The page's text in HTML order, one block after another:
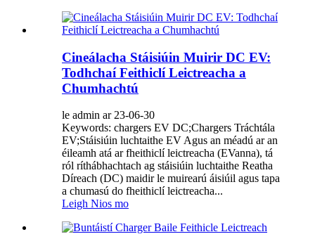
Cineálacha Stáisiúin Muirir DC EV:
Todhchaí Feithiclí Leictreacha a
Chumhachtú
le admin ar 23-06-30
Keywords: chargers EV DC;Chargers Tráchtála
EV;Stáisiúin luchtaithe EV Agus an méadú ar an
éileamh atá ar fheithiclí leictreacha (EVanna), tá
ról ríthábhachtach ag stáisiúin luchtaithe Reatha
Díreach (DC) maidir le muirearú áisiúil agus tapa
a chumasú do fheithiclí leictreacha...
Leigh Nios mo